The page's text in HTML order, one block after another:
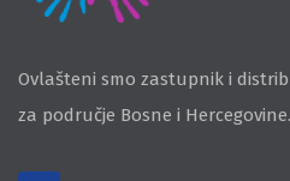
Ovlašteni smo zastupnik i
za područje Bosne i Hercegovine.